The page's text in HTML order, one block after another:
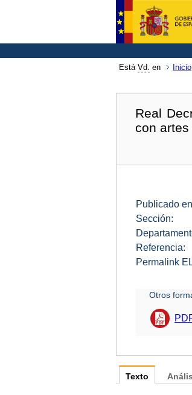
Está Vd. en Inicio
Real
con
Publicado
Sección:
Referencia:
Permalink
Otros
Texto